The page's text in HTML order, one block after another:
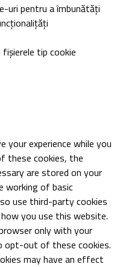
uri pentru a îmbunătăți
tip cookie
your experience while you
these cookies, the
are stored on your
working of basic
use third-party cookies
you use this website.
only with your
opt-out of these cookies.
may have an effect